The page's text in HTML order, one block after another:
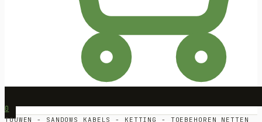
0
TOUWEN - SANDOWS KABELS - KETTING - TOEBEHOREN
NETTEN